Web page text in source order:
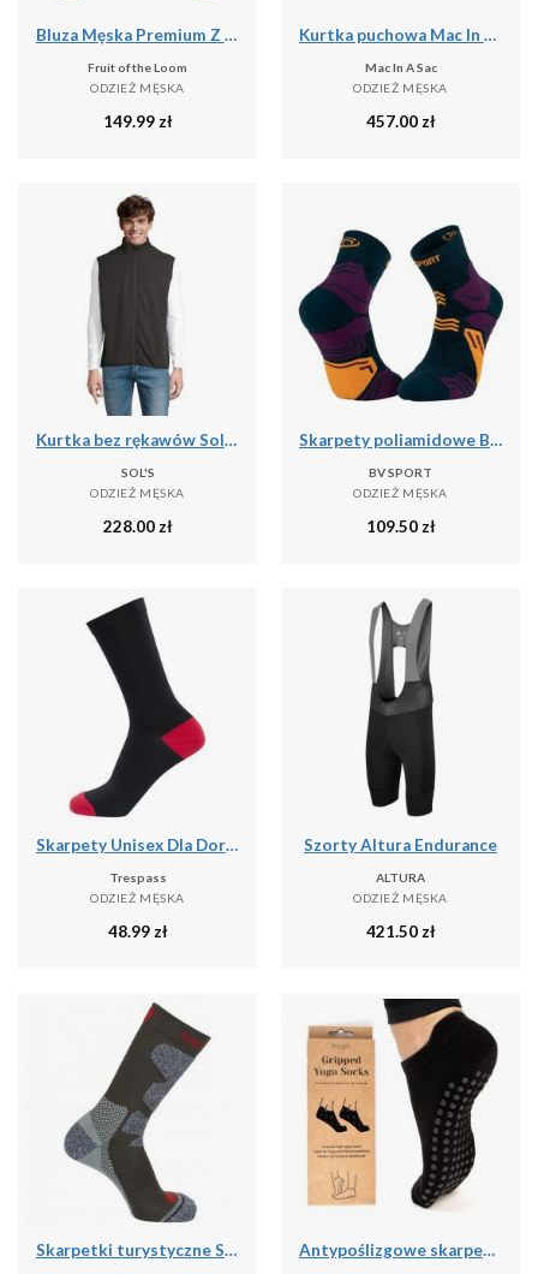
Bluza Męska Premium Z Zamkiem Błyskawicznym
Fruit of the Loom
ODZIEŻ MĘSKA
149.99zł
Kurtka puchowa Mac In A Sac
Mac In A Sac
ODZIEŻ MĘSKA
457.00zł
Kurtka bez rękawów Sol's Falcon Bw
SOL'S
ODZIEŻ MĘSKA
228.00zł
Skarpety poliamidowe BV Sport GR Mid
BV SPORT
ODZIEŻ MĘSKA
109.50zł
Skarpety Unisex Dla Dorosłych Solace (zestaw 5 Sztuk)
Trespass
ODZIEŻ MĘSKA
48.99zł
Szorty Altura Endurance
ALTURA
ODZIEŻ MĘSKA
421.50zł
Skarpetki turystyczne Salomon Exit Outdoor Antypoślizgowe skarpetki do jogi myga Grip Socks - XL